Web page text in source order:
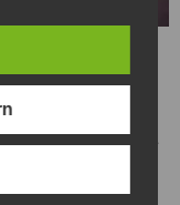
Demokratie
Über 2.000
2019 in Mannheim.